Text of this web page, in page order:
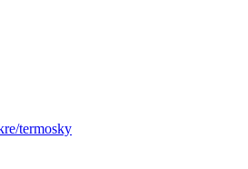
termosky